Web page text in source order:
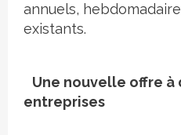
annuels,
existants.
Une nouvelle offre
entreprises